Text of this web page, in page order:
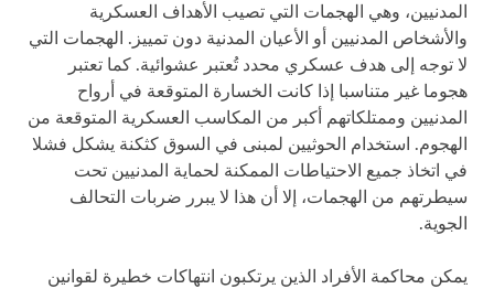
المدنيين، وهي الهجمات التي تصيب الأهداف العسكرية
والأشخاص المدنيين أو الأعيان المدنية دون تمييز. الهجمات التي
لا توجه إلى هدف عسكري محدد تُعتبر عشوائية. كما تعتبر
هجوما غير متناسبا إذا كانت الخسارة المتوقعة في أرواح
المدنيين وممتلكاتهم أكبر من المكاسب العسكرية المتوقعة من
الهجوم. استخدام الحوثيين لمبنى في السوق كثكنة يشكل فشلا
في اتخاذ جميع الاحتياطات الممكنة لحماية المدنيين تحت
سيطرتهم من الهجمات، إلا أن هذا لا يبرر ضربات التحالف
الجوية.
يمكن محاكمة الأفراد الذين يرتكبون انتهاكات خطيرة لقوانين